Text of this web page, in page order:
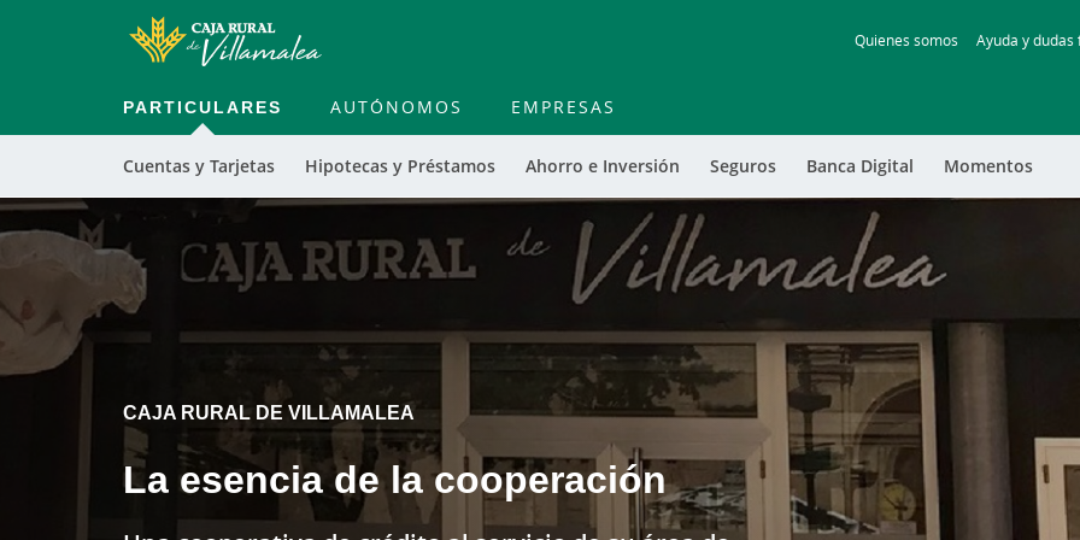
Quienes somos Ayuda y dudas
PARTICULARES
Cuentas y Tarjetas Hipotecas y Préstamos Ahorro e Inversión Seguros Banca Digital Momentos
AUTÓNOMOS EMPRESAS
Cargando
contenido,
espere...
CAJA RURAL DE VILLAMALEA
La esencia de la cooperación